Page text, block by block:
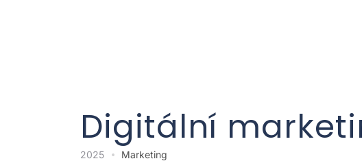
Digitální
2025 Marketing